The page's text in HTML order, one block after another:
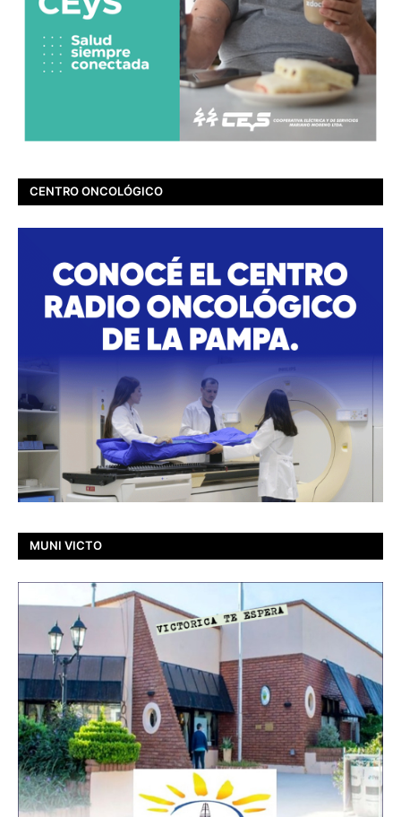
CENTRO ONCOLÓGICO
MUNI VICTO